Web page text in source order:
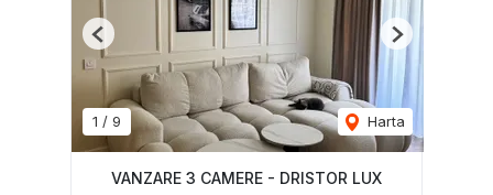
1 / 9 Harta
Previous Next
VANZARE 3 CAMERE - DRISTOR LUX